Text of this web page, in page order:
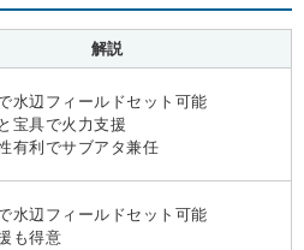
解説
水辺フィールドセット可能
宝具で火力支援
有利でサブアタ兼任
水辺フィールドセット可能
も得意